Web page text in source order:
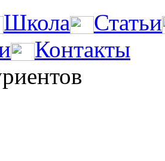
Школа
Статьи
Контакты